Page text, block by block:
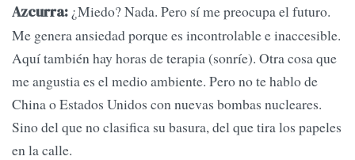
Azcurra: ¿Miedo? Nada. Pero sí me preocupa el futuro.
Me genera ansiedad porque es incontrolable e inaccesible.
Aquí también hay horas de terapia (sonríe). Otra cosa que
me angustia es el medio ambiente. Pero no te hablo de
China o Estados Unidos con nuevas bombas nucleares.
Sino del que no clasifica su basura, del que tira los papeles
en la calle.